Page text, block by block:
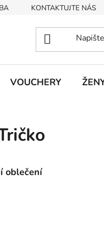
KONTAKTUJTE NÁS
VOUCHERY
oblečení